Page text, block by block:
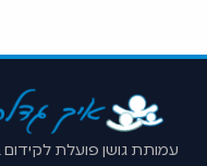
עמותת גושן פועלת לקידום